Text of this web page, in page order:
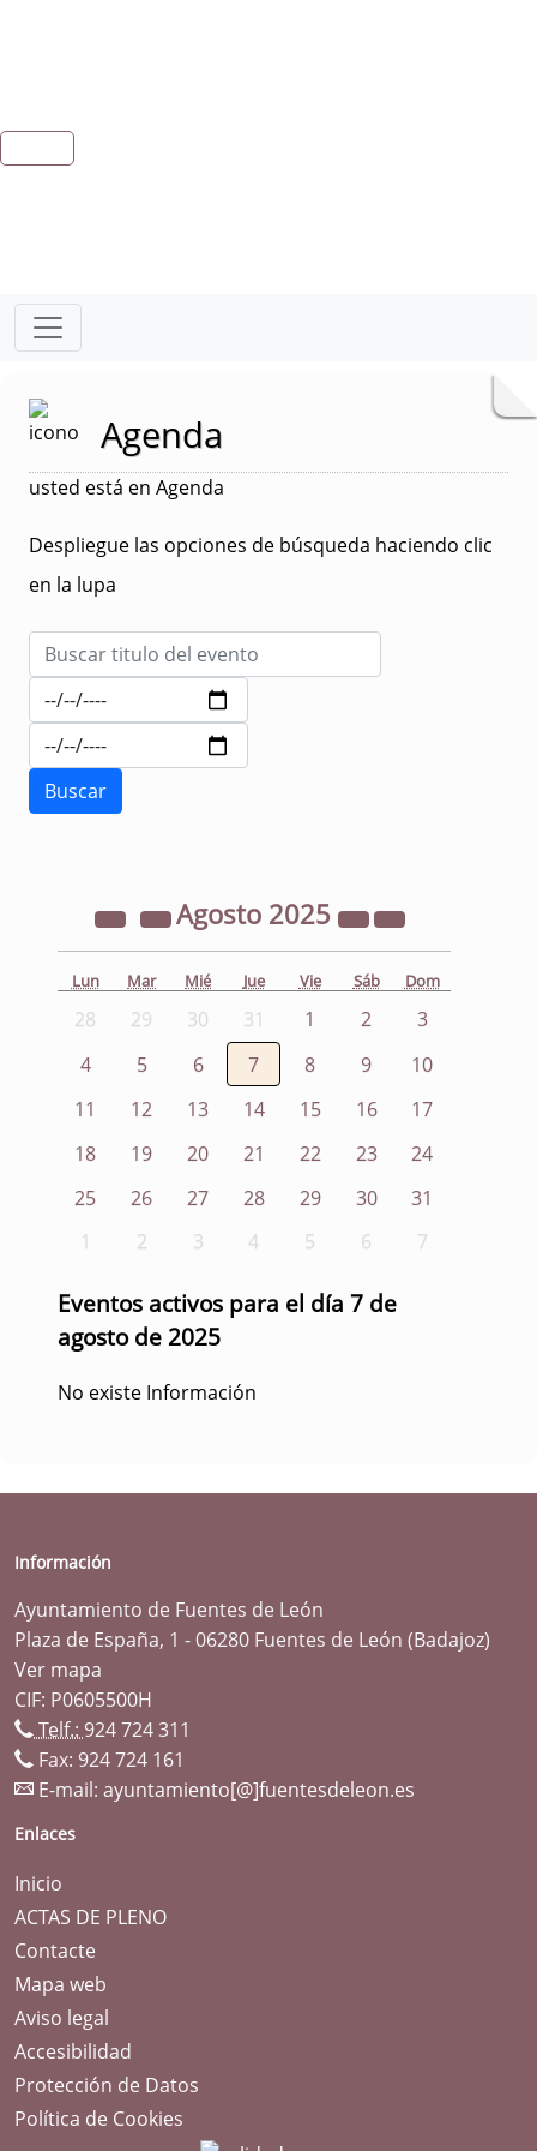
Agenda
usted está en Agenda
Despliegue las opciones de búsqueda haciendo clic
en la lupa
Agosto 2025
Lun Mar Mié Jue Vie Sáb Dom
28 29 30 31 1 2
3
4
5 6 7 8 9
10
11
12 13 14 15 16
17
18
19 20 21 22 23
24
25
26 27 28 29 30
31
1
2 3 4 5 6 7
Eventos activos para el día 7 de
agosto de 2025
No existe Información
Información
Ayuntamiento de Fuentes de León
Plaza de España, 1 - 06280 Fuentes de León (Badajoz)
Ver mapa
CIF: P0605500H
Telf.: 924 724 311
Fax: 924 724 161
E-mail: ayuntamiento[@]fuentesdeleon.es
Enlaces
Inicio
ACTAS DE PLENO
Contacte
Mapa web
Aviso legal
Accesibilidad
Protección de Datos
Política de Cookies